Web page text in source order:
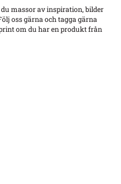
massor av inspiration, bilder
oss gärna och tagga gärna
om du har en produkt från